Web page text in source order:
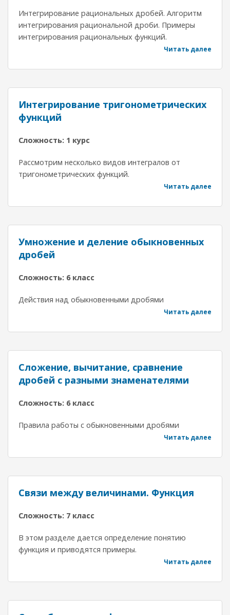
Интегрирование рациональных дробей. Алгоритм
интегрирования рациональной дроби. Примеры
интегрирования рациональных функций.
Читать далее
Интегрирование тригонометрических
функций
Сложность: 1 курс
Рассмотрим несколько видов интегралов от
тригонометрических функций.
Читать далее
Умножение и деление обыкновенных
дробей
Сложность: 6 класс
Действия над обыкновенными дробями
Читать далее
Сложение, вычитание, сравнение
дробей с разными знаменателями
Сложность: 6 класс
Правила работы с обыкновенными дробями
Читать далее
Связи между величинами. Функция
Сложность: 7 класс
В этом разделе дается определение понятию
функция и приводятся примеры.
Читать далее